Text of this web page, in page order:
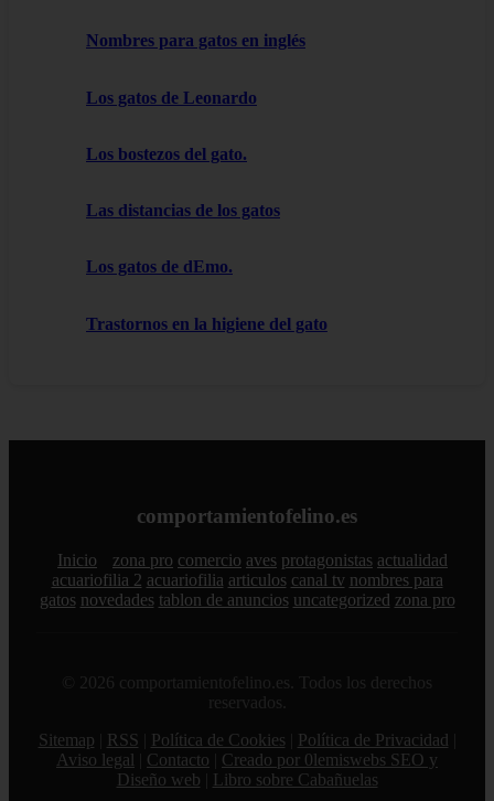
Nombres para gatos en inglés
Los gatos de Leonardo
Los bostezos del gato.
Las distancias de los gatos
Los gatos de dEmo.
Trastornos en la higiene del gato
comportamientofelino.es
Inicio zona pro comercio aves protagonistas actualidad
acuariofilia 2 acuariofilia articulos canal tv nombres para
gatos novedades tablon de anuncios uncategorized zona pro
© 2026 comportamientofelino.es. Todos los derechos
reservados.
Sitemap
RSS Política de Cookies Política de Privacidad
Aviso legal
Contacto
Creado por 0lemiswebs SEO y
Diseño web
Libro sobre Cabañuelas